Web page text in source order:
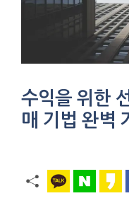
수익을 위한
매 기법 완벽